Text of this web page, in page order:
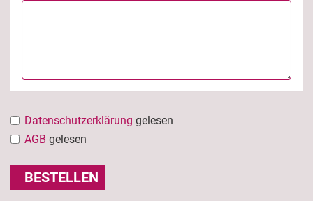
Datenschutzerklärung gelesen
AGB gelesen
BESTELLEN